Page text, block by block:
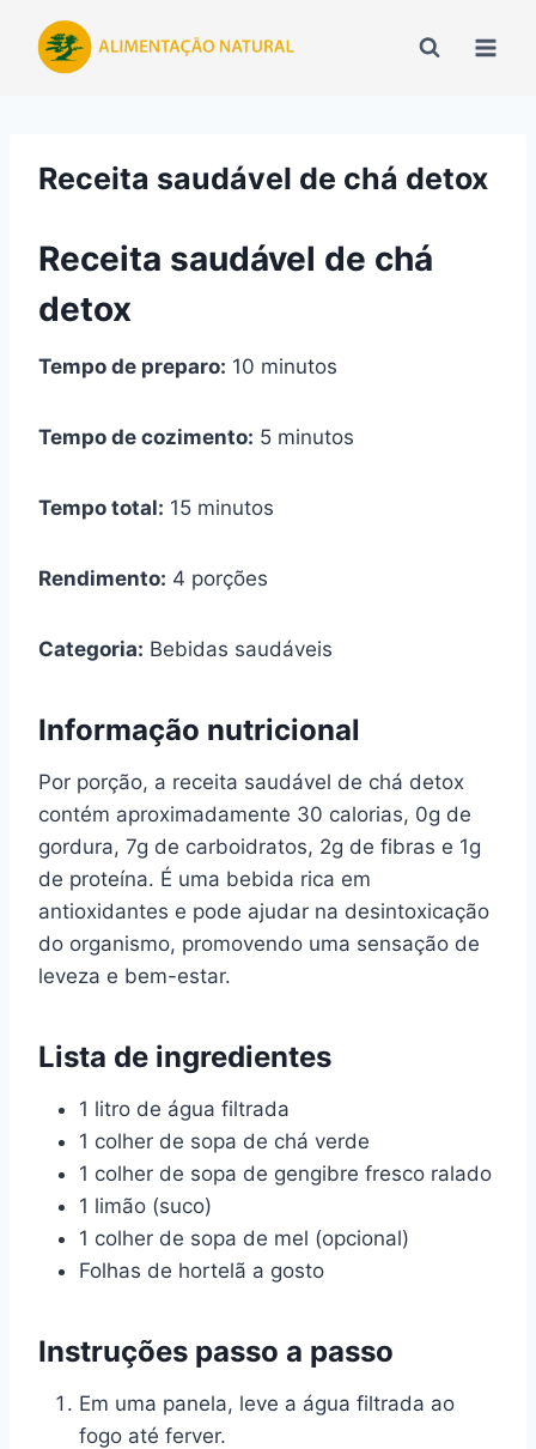
para
Receita saudável de chá detox
Receita saudável de chá
detox
Tempo de preparo: 10 minutos
Tempo de cozimento: 5 minutos
Tempo total: 15 minutos
Rendimento: 4 porções
Categoria: Bebidas saudáveis
Informação nutricional
Por porção, a receita saudável de chá detox
contém aproximadamente 30 calorias, 0g de
gordura, 7g de carboidratos, 2g de fibras e 1g
de proteína. É uma bebida rica em
antioxidantes e pode ajudar na desintoxicação
do organismo, promovendo uma sensação de
leveza e bem-estar.
Lista de ingredientes
1 litro de água filtrada
1 colher de sopa de chá verde
1 colher de sopa de gengibre fresco ralado
1 limão (suco)
1 colher de sopa de mel (opcional)
Folhas de hortelã a gosto
Instruções passo a passo
Em uma panela, leve a água filtrada ao
fogo até ferver.